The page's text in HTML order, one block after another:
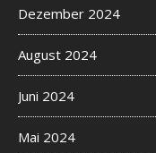
Dezember 2024
August 2024
Juni 2024
Mai 2024